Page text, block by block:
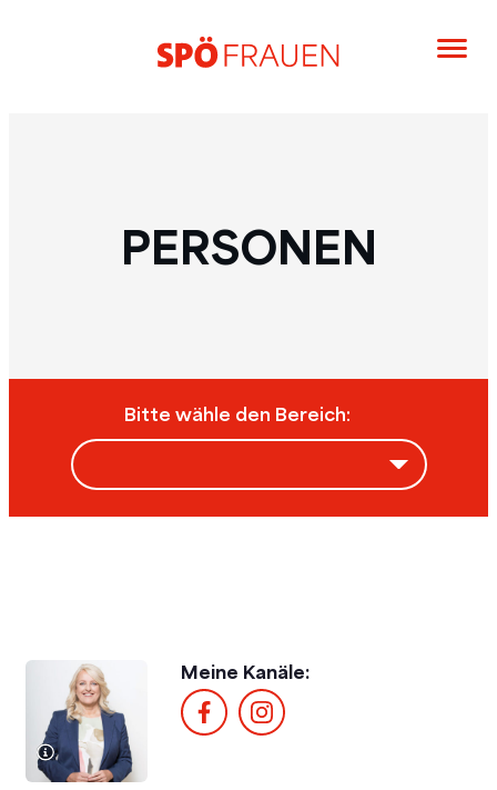
PERSONEN
Bitte wähle den Bereich:
BUNDESRAT
Meine Kanäle: